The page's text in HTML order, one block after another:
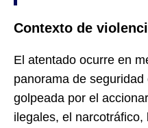
Contexto de
El atentado ocurre en
panorama de
golpeada por el
ilegales, el